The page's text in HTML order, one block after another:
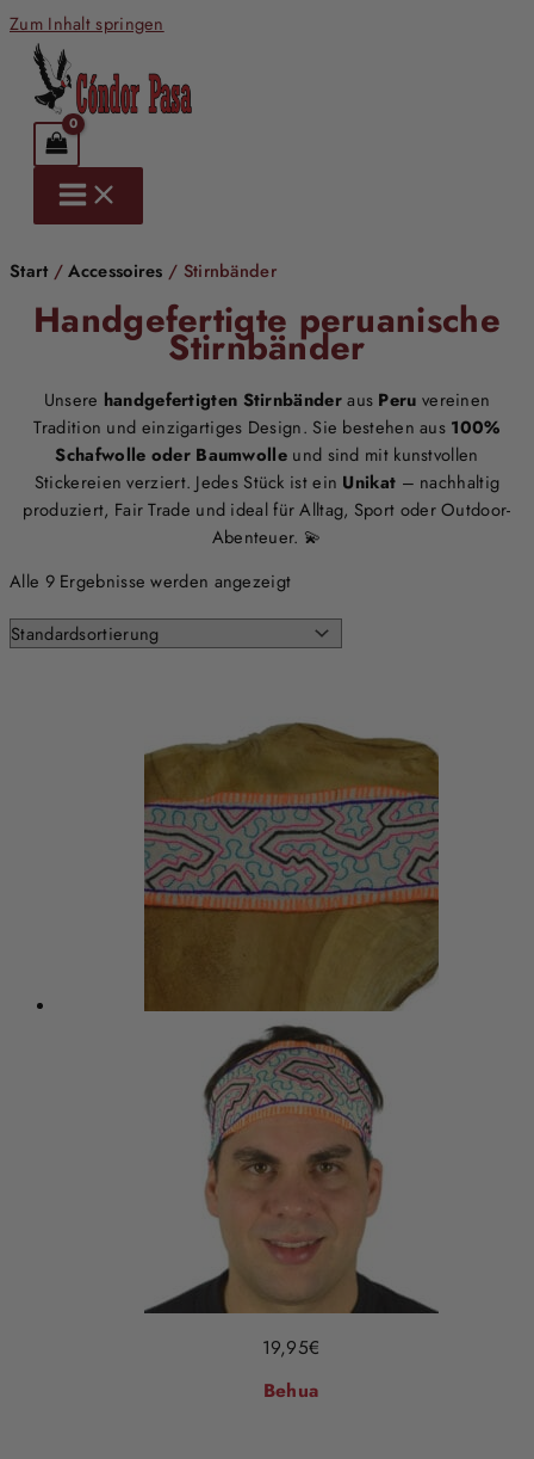
Zum Inhalt springen
Start /Accessoires / Stirnbänder
Handgefertigte peruanische
Stirnbänder
Unsere handgefertigten Stirnbänderaus Peru vereinen
Tradition und einzigartiges Design. Sie bestehen aus 100%
Schafwolle oder Baumwolle und sind mit kunstvollen
Stickereien verziert. Jedes Stück ist ein Unikat – nachhaltig
produziert, Fair Trade und ideal für Alltag, Sport oder Outdoor-
Abenteuer. 💫
Alle 9 Ergebnisse werden angezeigt
19,95€
Behua